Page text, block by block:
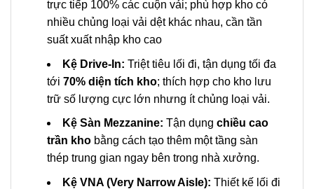
trực tiếp 100% các cuộn vải; phù hợp kho có
nhiều chủng loại vải dệt khác nhau, cần tần
suất xuất nhập kho cao
Kệ Drive-In: Triệt tiêu lối đi, tận dụng tối đa
tới 70% diện tích kho; thích hợp cho kho lưu
trữ số lượng cực lớn nhưng ít chủng loại vải.
Kệ Sàn Mezzanine: Tận dụng chiều cao
trần khobằng cách tạo thêm một tầng sàn
thép trung gian ngay bên trong nhà xưởng.
Kệ VNA (Very Narrow Aisle): Thiết kế lối đi